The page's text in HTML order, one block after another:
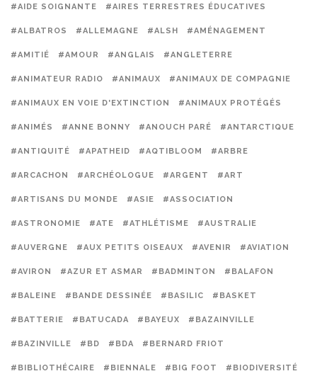
#AIDE SOIGNANTE #AIRES TERRESTRES ÉDUCATIVES
#ALBATROS #ALLEMAGNE #ALSH #AMÉNAGEMENT
#AMITIÉ #AMOUR #ANGLAIS #ANGLETERRE
#ANIMATEUR RADIO #ANIMAUX #ANIMAUX DE COMPAGNIE
#ANIMAUX EN VOIE D'EXTINCTION #ANIMAUX PROTÉGÉS
#ANIMÉS #ANNE BONNY #ANOUCH PARÉ #ANTARCTIQUE
#ANTIQUITÉ #APATHEID #AQTIBLOOM #ARBRE
#ARCACHON #ARCHÉOLOGUE #ARGENT #ART
#ARTISANS DU MONDE #ASIE #ASSOCIATION
#ASTRONOMIE #ATE #ATHLÉTISME #AUSTRALIE
#AUVERGNE #AUX PETITS OISEAUX #AVENIR #AVIATION
#AVIRON #AZUR ET ASMAR #BADMINTON #BALAFON
#BALEINE #BANDE DESSINÉE #BASILIC #BASKET
#BATTERIE #BATUCADA #BAYEUX #BAZAINVILLE
#BAZINVILLE #BD #BDA #BERNARD FRIOT
#BIBLIOTHÉCAIRE #BIENNALE #BIG FOOT #BIODIVERSITÉ